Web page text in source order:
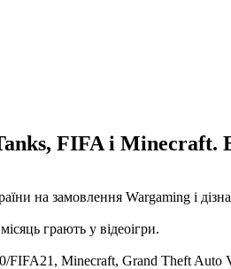
FIFA і Minecraft.
на замовлення Wargaming і
грають у відеоігри.
FIFA21, Minecraft, Grand Theft Auto